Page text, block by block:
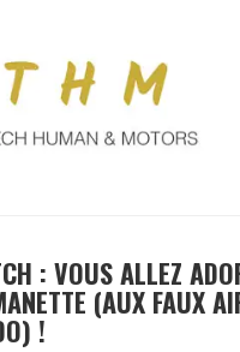
: VOUS ALLEZ
(AUX FAUX
!